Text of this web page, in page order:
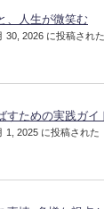
、人生が微笑む
30, 2026 に投稿された
すための実践ガイ
1, 2025 に投稿された